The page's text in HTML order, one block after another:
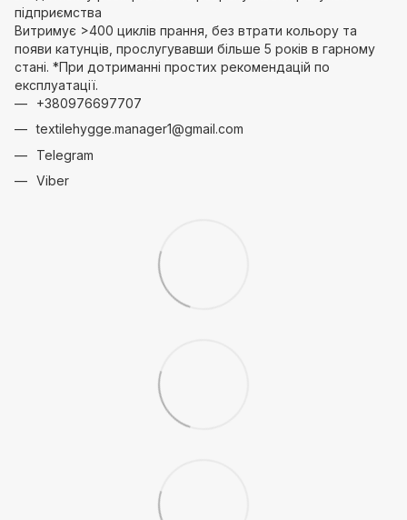
підприємства
Витримує >400 циклів прання, без втрати кольору та
появи катунців, прослугувавши більше 5 років в гарному
стані. *При дотриманні простих рекомендацій по
експлуатації.
+380976697707
textilehygge.manager1@gmail.com
Telegram
Viber